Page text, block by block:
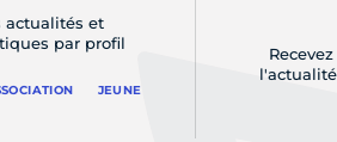
actualités et
par profil
JEUNE